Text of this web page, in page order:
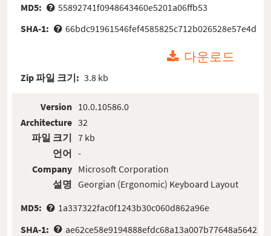
MD5:
55892741f0948643460e5201a06ffb53
SHA-1:
66bdc91961546fef4585825c712b026528e57e4d
다운로드
Zip 파일 크기: 3.8 kb
Version
Architecture
파일 크기
언어
Company
설명
10.0.10586.0
32
7 kb
-
Microsoft Corporation
Georgian (Ergonomic) Keyboard Layout
MD5:
1a337322fac0f1243b30c060d862a96e
SHA-1:
ae62ce58e9194888efdc68a13a007b77648a5642